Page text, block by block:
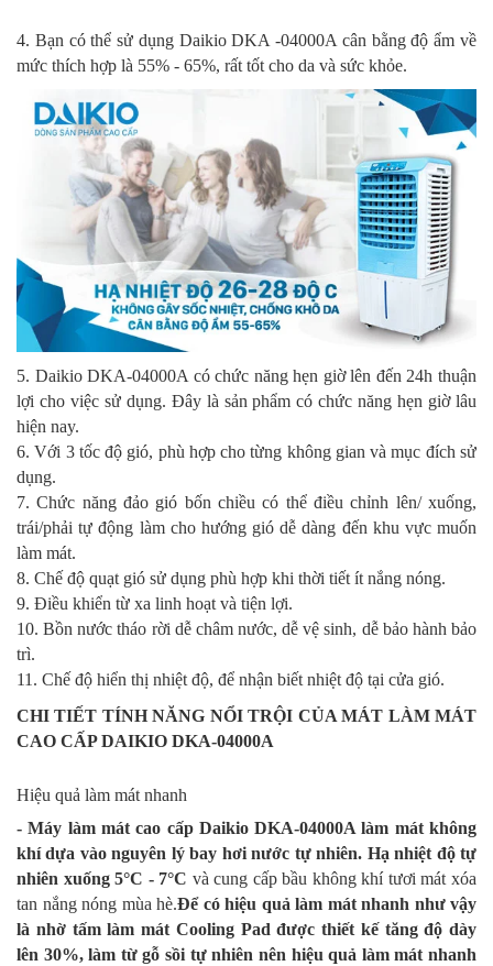
4. Bạn có thể sử dụng Daikio DKA -04000A cân bằng độ ẩm về
mức thích hợp là 55% - 65%, rất tốt cho da và sức khỏe.
5. Daikio DKA-04000A có chức năng hẹn giờ lên đến 24h thuận
lợi cho việc sử dụng. Đây là sản phẩm có chức năng hẹn giờ lâu
hiện nay.
6. Với 3 tốc độ gió, phù hợp cho từng không gian và mục đích sử
dụng.
7. Chức năng đảo gió bốn chiều có thể điều chỉnh lên/ xuống,
trái/phải tự động làm cho hướng gió dễ dàng đến khu vực muốn
làm mát.
8. Chế độ quạt gió sử dụng phù hợp khi thời tiết ít nắng nóng.
9. Điều khiển từ xa linh hoạt và tiện lợi.
10. Bồn nước tháo rời dễ châm nước, dễ vệ sinh, dễ bảo hành bảo
trì.
11. Chế độ hiển thị nhiệt độ, để nhận biết nhiệt độ tại cửa gió.
CHI TIẾT TÍNH NĂNG NỔI TRỘI CỦA MÁT LÀM MÁT
CAO CẤP DAIKIO DKA-04000A
Hiệu quả làm mát nhanh
- Máy làm mát cao cấp Daikio DKA-04000A làm mát không
khí dựa vào nguyên lý bay hơi nước tự nhiên. Hạ nhiệt độ tự
nhiên xuống 5°C - 7°C và cung cấp bầu không khí tươi mát xóa
tan nắng nóng mùa hè.Để có hiệu quả làm mát nhanh như vậy
là nhờ tấm làm mát Cooling Pad được thiết kế tăng độ dày
lên 30%, làm từ gỗ sồi tự nhiên nên hiệu quả làm mát nhanh